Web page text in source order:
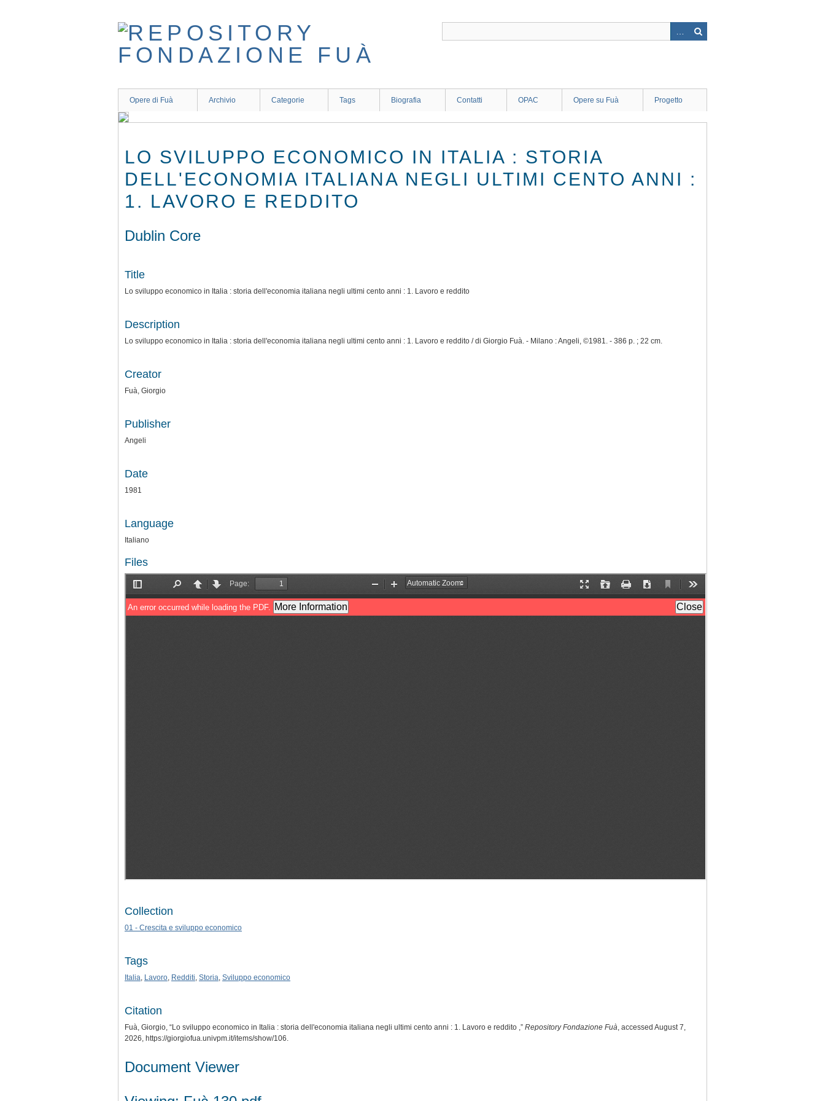
Opere di Fuà Archivio Categorie Tags Biografia Contatti OPAC Opere su Fuà Progetto
LO SVILUPPO ECONOMICO IN ITALIA : STORIA
DELL'ECONOMIA ITALIANA NEGLI ULTIMI CENTO ANNI :
1. LAVORO E REDDITO
Dublin Core
Title
Lo sviluppo economico in Italia : storia dell'economia italiana negli ultimi cento anni : 1. Lavoro e reddito
Description
Lo sviluppo economico in Italia : storia dell'economia italiana negli ultimi cento anni : 1. Lavoro e reddito / di Giorgio Fuà. - Milano : Angeli, ©1981. - 386 p. ; 22 cm.
Creator
Fuà, Giorgio
Publisher
Angeli
Date
1981
Language
Italiano
Files
Collection
01 - Crescita e sviluppo economico
Tags
Italia, Lavoro, Redditi, Storia, Sviluppo economico
Citation
Fuà, Giorgio, “Lo sviluppo economico in Italia : storia dell'economia italiana negli ultimi cento anni : 1. Lavoro e reddito ,” Repository Fondazione Fuà, accessed August 7,
2026, https://giorgiofua.univpm.it/items/show/106.
Document Viewer